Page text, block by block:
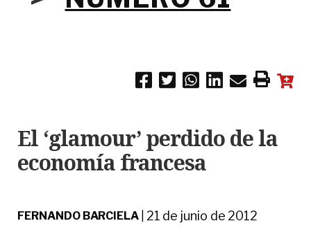
El ‘glamour’ perdido de la
economía francesa
FERNANDO BARCIELA| 21 de junio de 2012